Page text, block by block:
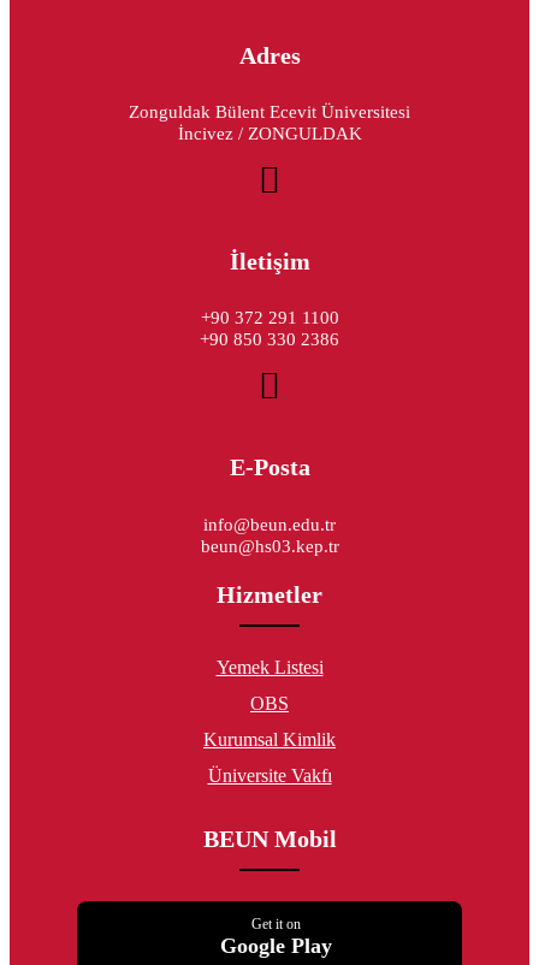
Adres
Zonguldak Bülent Ecevit Üniversitesi
İncivez / ZONGULDAK
İletişim
+90 372 291 1100
+90 850 330 2386
E-Posta
info@beun.edu.tr
beun@hs03.kep.tr
Hizmetler
Yemek Listesi
OBS
Kurumsal Kimlik
Üniversite Vakfı
BEUN Mobil
Get it on
Google Play